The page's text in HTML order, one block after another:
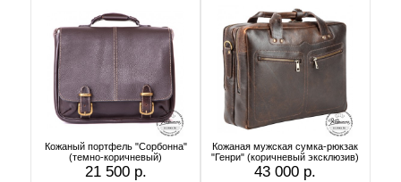
Кожаный портфель "Сорбонна"
(темно-коричневый)
21 500 р.
Кожаная мужская сумка-рюкзак
"Генри" (коричневый эксклюзив)
43 000 р.